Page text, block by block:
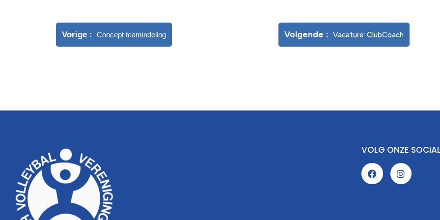
Vorige Concept teamindeling Volgende Vacature: ClubCoach
VOLG ONZE